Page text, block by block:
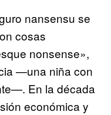
nansensu se
cosas
nonsense»,
—una niña con
En la década
económica y